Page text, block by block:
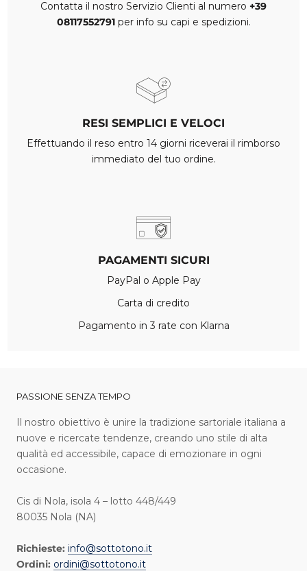
Contatta il nostro Servizio Clienti al numero +39
08117552791 per info su capi e spedizioni.
RESI SEMPLICI E VELOCI
Effettuando il reso entro 14 giorni riceverai il rimborso
immediato del tuo ordine.
PAGAMENTI SICURI
PayPal o Apple Pay
Carta di credito
Pagamento in 3 rate con Klarna
PASSIONE SENZA TEMPO
I l nostro obiettivo è unire la tradizione sartoriale italiana a
nuove e ricercate tendenze, creando uno stile di alta
qualità ed accessibile, capace di emozionare in ogni
occasione.
Cis di Nola, isola 4 – lotto 448/449
80035 Nola (NA)
Richieste: info@sottotono.it
Ordini: ordini@sottotono.it